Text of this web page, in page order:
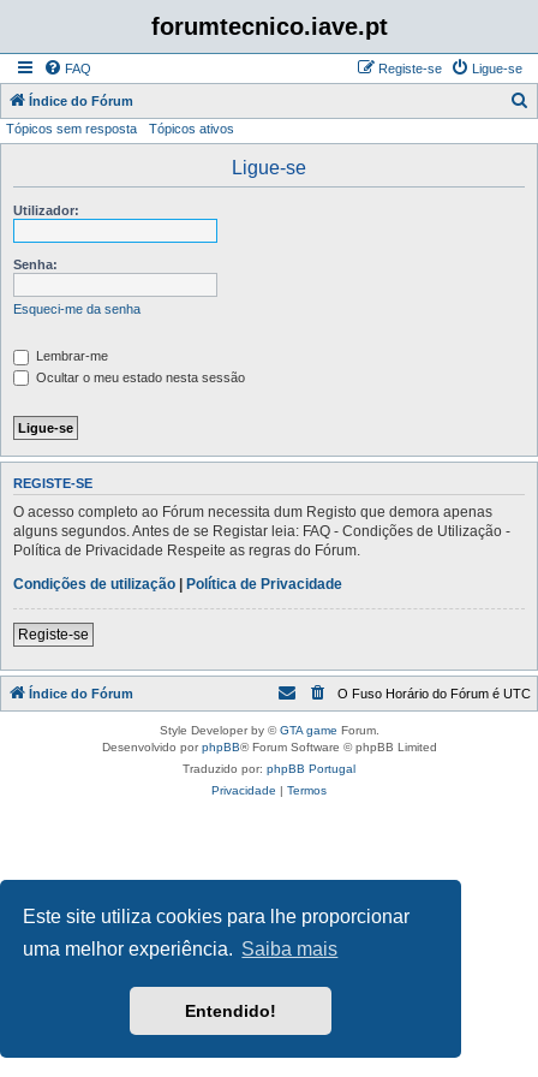
Este site utiliza cookies para lhe proporcionar
uma melhor experiência. Saiba mais
Entendido!
forumtecnico.iave.pt
FAQ Ligue-se
Registe-se
Índice do Fórum
Tópicos sem resposta Tópicos ativos
Ligue-se
Utilizador:
Senha:
Esqueci-me da senha
Lembrar-me
Ocultar o meu estado nesta sessão
REGISTE-SE
O acesso completo ao Fórum necessita dum Registo que demora apenas
alguns segundos. Antes de se Registar leia: FAQ - Condições de Utilização -
Política de Privacidade Respeite as regras do Fórum.
Condições de utilização | Política de Privacidade
Registe-se
Índice do Fórum O Fuso Horário do Fórum é UTC
Style Developer by ©GTA game Forum.
Desenvolvido porphpBB® Forum Software © phpBB Limited
Traduzido por: phpBB Portugal
Privacidade | Termos